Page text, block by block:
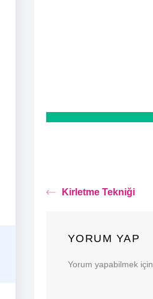
Kirletme Tekniği
YORUM YAP
Yorum yapabilmek için